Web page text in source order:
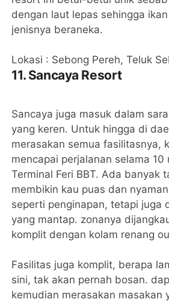
dengan laut lepas sehingga
jenisnya beraneka.
Lokasi : Sebong Pereh, Teluk
11. Sancaya Resort
Sancaya juga masuk dalam
yang keren. Untuk hingga di
merasakan semua fasilitasnya,
mencapai perjalanan selama 10
Terminal Feri BBT. Ada banyak
membikin kau puas dan
seperti penginapan, tetapi juga
yang mantap. zonanya
komplit dengan kolam renang
Fasilitas juga komplit, berapa
sini, tak akan pernah bosan.
kemudian merasakan masakan